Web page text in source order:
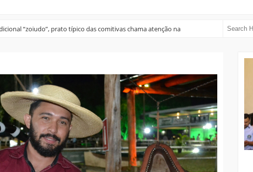
“zoiudo”, prato típico das comitivas chama atenção na
Governo antecipa